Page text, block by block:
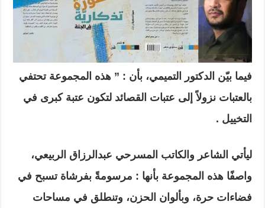
فيما بيّن الدكتور التميمي، بأن : ” هذه المجموعة تحتفي
بالعتبات نزولاً إلى عتبات القصائد لتكون عتبة كبرى في
التخييل .
ليأتي الشاعر والكاتب المسرحي عبدالرزاق الربيعي،
واصفًا هذه المجموعة بأنها : مرسومةً بفرشاة تسبح في
فضاءات حرة، وبألوان الحزن، وتنطلق في مساحات